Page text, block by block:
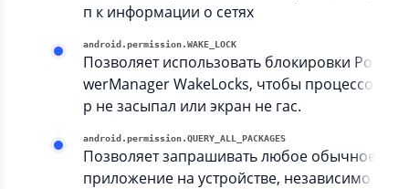
п к информации о сетях
android.permission.WAKE_LOCK
Позволяет использовать блокировки Po
werManager WakeLocks, чтобы процессо
р не засыпал или экран не гас.
android.permission.QUERY_ALL_PACKAGES
Позволяет запрашивать любое обычное
приложение на устройстве, независимо